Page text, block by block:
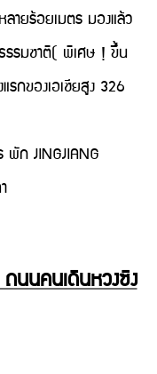
ลายร้อยเมตร มองแล้ว
รรมชาติ( พิเศษ ! ขึ้น
รกของเอเชียสูง 326
JINGJIANG
ถนนคนเดินหวงซิง